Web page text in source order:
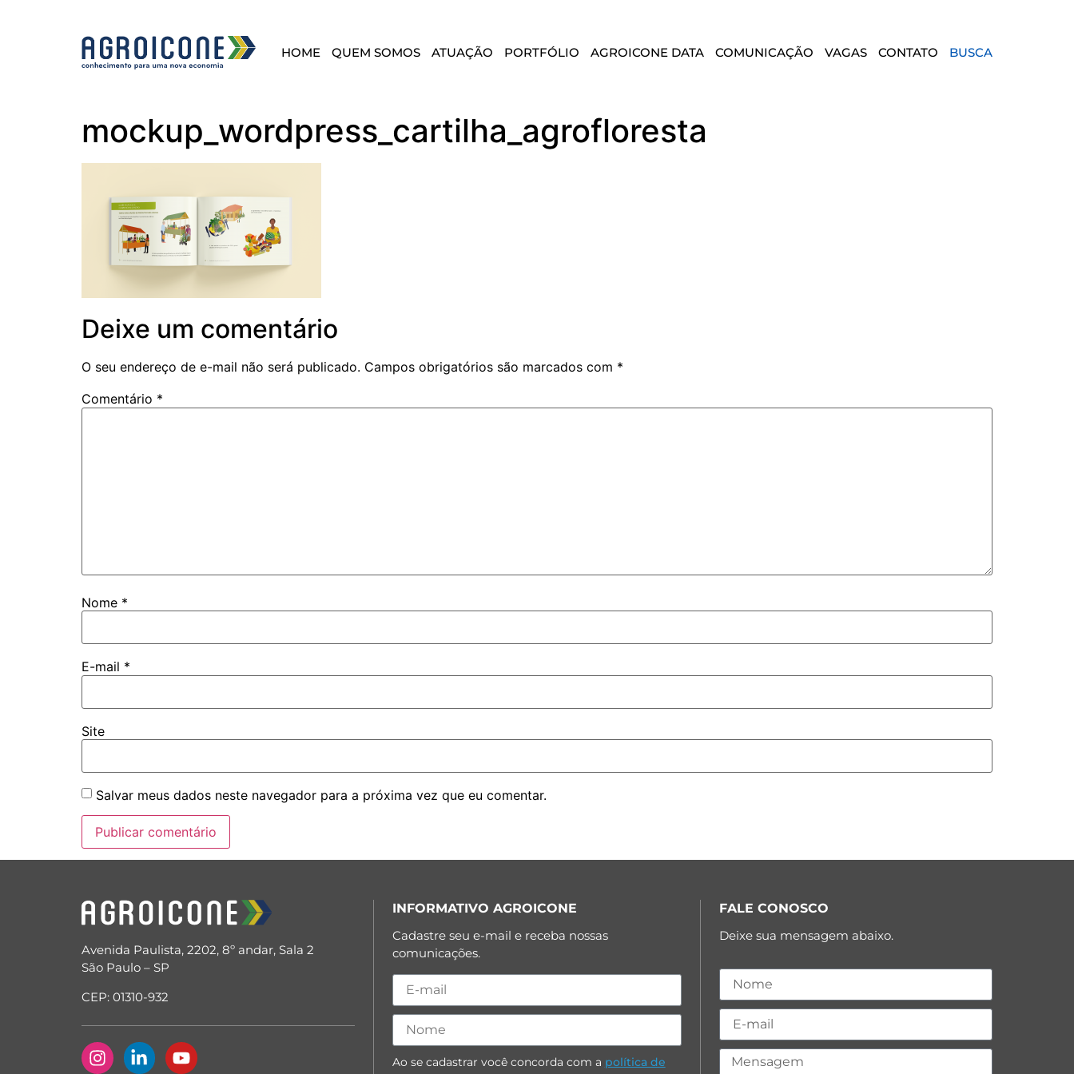
HOME QUEM SOMOS ATUAÇÃO PORTFÓLIO AGROICONE DATA COMUNICAÇÃO VAGAS CONTATO BUSCA
mockup_wordpress_cartilha_agrofloresta
Deixe um comentário
O seu endereço de e-mail não será publicado. Campos obrigatórios são marcados com *
Comentário *
Nome *
E-mail *
Site
Salvar meus dados neste navegador para a próxima vez que eu comentar.
Avenida Paulista, 2202, 8º andar, Sala 2
São Paulo – SP
CEP: 01310-932
INFORMATIVO AGROICONE
Cadastre seu e-mail e receba nossas
comunicações.
Ao se cadastrar você concorda com a política de
FALE CONOSCO
Deixe sua mensagem abaixo.